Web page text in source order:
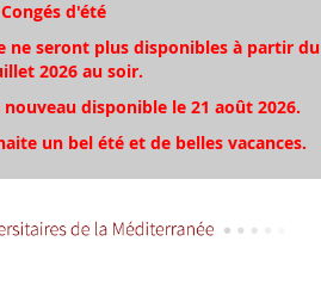
Congés d'été
ne seront plus disponibles à partir du
2026 au soir.
disponible le 21 août 2026.
un bel été et de belles vacances.